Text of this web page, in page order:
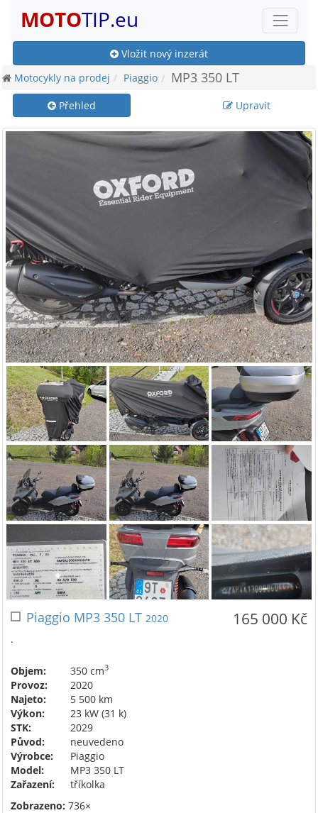
MOTOTIP.eu
Vložit nový inzerát
Motocykly na prodej
Piaggio MP3 350 LT
Přehled Upravit
165 000 Kč
Piaggio MP3 350 LT 2020
.
Objem: 350 cm3
Provoz:
2020
Najeto:
5 500 km
Výkon:
23 kW (31 k)
STK:
2029
Původ:
neuvedeno
Výrobce:
Piaggio
Model:
MP3 350 LT
Zařazení:
tříkolka
Zobrazeno: 736×